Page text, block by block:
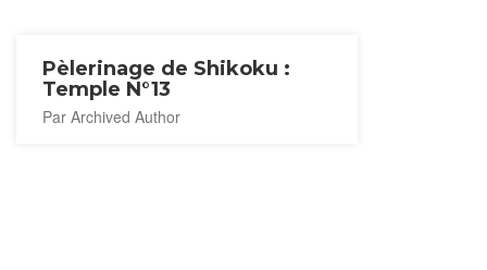
Pèlerinage de Shikoku :
Temple N°13
Par Archived Author